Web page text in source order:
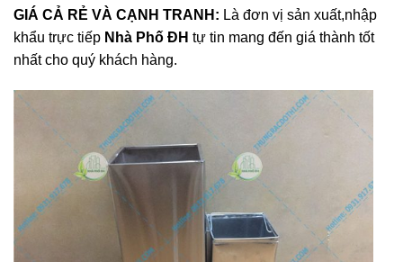
GIÁ CẢ RẺ VÀ CẠNH TRANH: Là đơn vị sản xuất,nhập
khẩu trực tiếp Nhà Phố ĐH tự tin mang đến giá thành tốt
nhất cho quý khách hàng.